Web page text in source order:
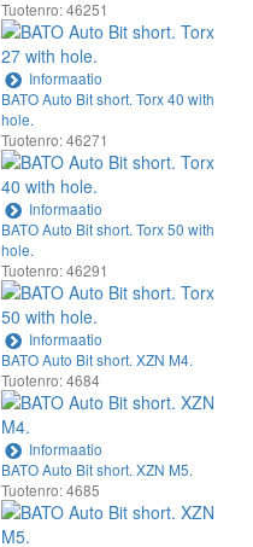
Tuotenro: 46251
Informaatio
BATO Auto Bit short. Torx 40 with
hole.
Tuotenro: 46271
Informaatio
BATO Auto Bit short. Torx 50 with
hole.
Tuotenro: 46291
Informaatio
BATO Auto Bit short. XZN M4.
Tuotenro: 4684
Informaatio
BATO Auto Bit short. XZN M5.
Tuotenro: 4685